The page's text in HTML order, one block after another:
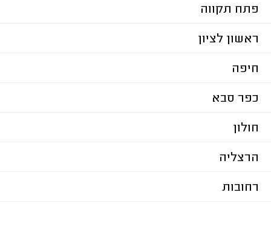
פתח תקווה
ראשון לציון
חיפה
כפר סבא
חולון
הרצליה
רחובות